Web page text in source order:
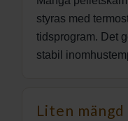
styras med
tidsprogram. Det
stabil
Liten mängd